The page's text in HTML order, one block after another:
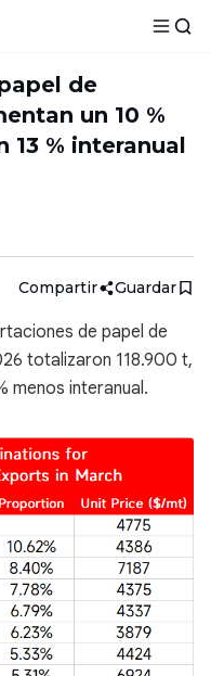
de
un 10 %
13 % interanual
Compartir Guardar
de papel de
totalizaron 118.900 t,
menos interanual.